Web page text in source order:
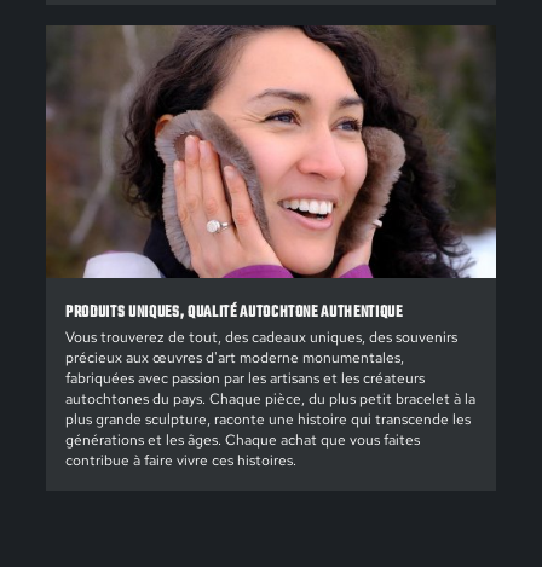
PRODUITS UNIQUES, QUALITÉ AUTOCHTONE AUTHENTIQUE
Vous trouverez de tout, des cadeaux uniques, des souvenirs
précieux aux œuvres d'art moderne monumentales,
fabriquées avec passion par les artisans et les créateurs
autochtones du pays. Chaque pièce, du plus petit bracelet à la
plus grande sculpture, raconte une histoire qui transcende les
générations et les âges. Chaque achat que vous faites
contribue à faire vivre ces histoires.